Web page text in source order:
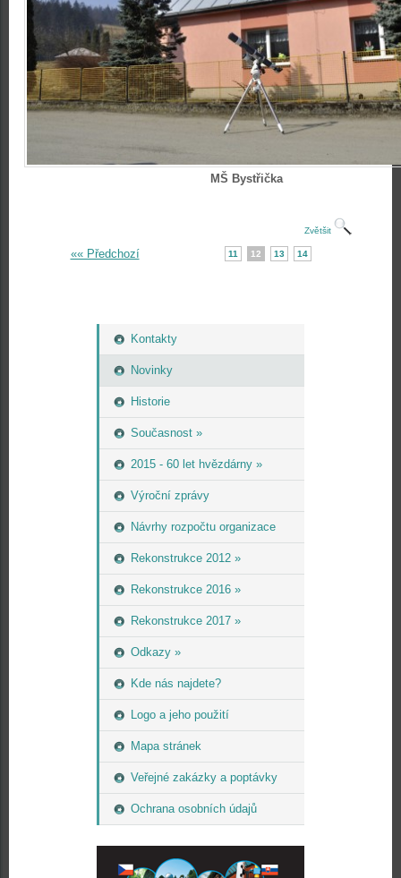
Kontakty
Novinky
Historie
Současnost »
2015 - 60 let hvězdárny »
Výroční zprávy
Návrhy rozpočtu organizace
Rekonstrukce 2012 »
Rekonstrukce 2016 »
Rekonstrukce 2017 »
Odkazy »
Kde nás najdete?
Logo a jeho použití
Mapa stránek
Veřejné zakázky a poptávky
Ochrana osobních údajů
MŠ Bystřička
Zvětšit
«« Předchozí 11 12 13 14